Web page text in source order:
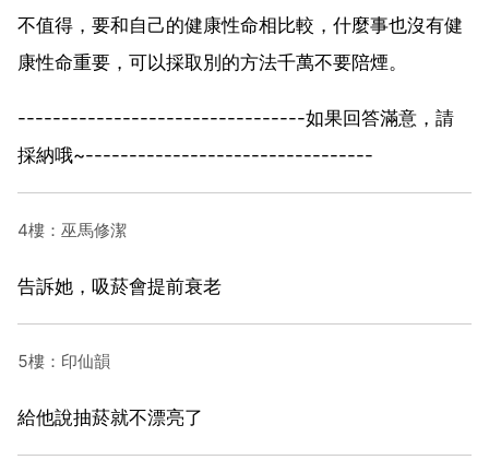
不值得，要和自己的健康性命相比較，什麼事也沒有健
康性命重要，可以採取別的方法千萬不要陪煙。
---------------------------------如果回答滿意，請
採納哦~---------------------------------
4樓：巫馬修潔
告訴她，吸菸會提前衰老
5樓：印仙韻
給他說抽菸就不漂亮了